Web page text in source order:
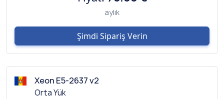
aylık
Şimdi Sipariş Verin
Xeon E5-2637 v2
Orta Yük